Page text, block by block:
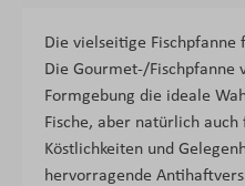
Die vielseitige Fischpfanne
Die Gourmet-/
Formgebung die ideale
Fische, aber natürlich
Köstlichkeiten und
hervorragende